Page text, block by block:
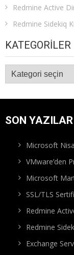
Redmine Active
Redmine Sidekiq
KATEGORILER
Kategoriler
SON YAZILAR
Microsoft
VMware’den
Microsoft
SSL/TLS
Redmine
Redmine
Exchange